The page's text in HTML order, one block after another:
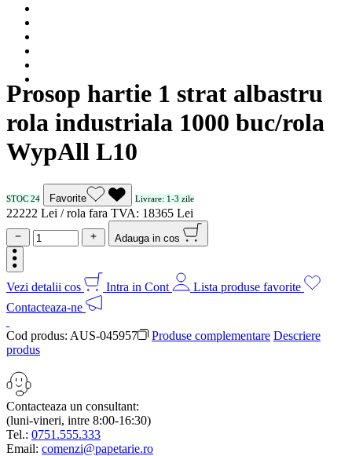
Prosop hartie 1 strat albastru
rola industriala 1000 buc/rola
WypAll L10
STOC 24 Favorite Livrare: 1-3 zile
22222 Lei / rola fara TVA: 18365 Lei
Adauga in cos
Vezi detalii cos Intra in Cont
Lista produse favorite
Contacteaza-ne
Cod produs: AUS-045957 Produse complementare Descriere
produs
Contacteaza un consultant:
(luni-vineri, intre 8:00-16:30)
Tel.: 0751.555.333
Email: comenzi@papetarie.ro